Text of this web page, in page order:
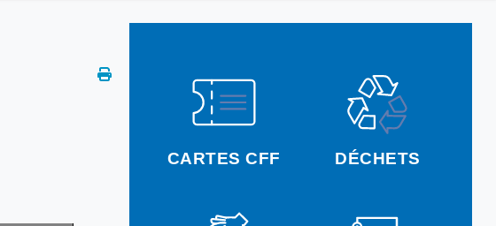
CARTES CFF DÉCHETS